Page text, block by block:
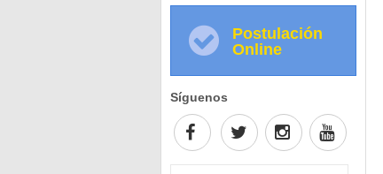
Postulación
Online
Síguenos